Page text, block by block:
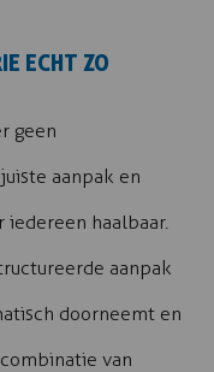
ECHT ZO
geen
aanpak en
haalbaar.
aanpak
doorneemt en
van